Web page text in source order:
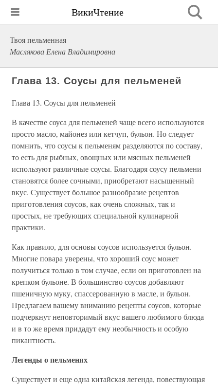
ВикиЧтение
Твоя пельменная
Маслякова Елена Владимировна
Глава 13. Соусы для пельменей
Глава 13. Соусы для пельменей
В качестве соуса для пельменей чаще всего используются
просто масло, майонез или кетчуп, бульон. Но следует
помнить, что соусы к пельменям разделяются по составу,
то есть для рыбных, овощных или мясных пельменей
используют различные соусы. Благодаря соусу пельмени
становятся более сочными, приобретают насыщенный
вкус. Существует большое разнообразие рецептов
приготовления соусов, как очень сложных, так и
простых, не требующих специальной кулинарной
практики.
Как правило, для основы соусов используется бульон.
Многие повара уверены, что хороший соус может
получиться только в том случае, если он приготовлен на
крепком бульоне. В большинство соусов добавляют
пшеничную муку, спассерованную в масле, и бульон.
Предлагаем вашему вниманию рецепты соусов, которые
подчеркнут неповторимый вкус вашего любимого блюда
и в то же время придадут ему необычность и особую
пикантность.
Легенды о пельменях
Существует и еще одна китайская легенда, повествующая